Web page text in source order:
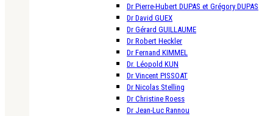
Dr Pierre-Hubert DUPAS et Grégory DUPAS
Dr David GUEX
Dr Gérard GUILLAUME
Dr Robert Heckler
Dr Fernand KIMMEL
Dr. Léopold KUN
Dr Vincent PISSOAT
Dr Nicolas Stelling
Dr Christine Roess
Dr Jean-Luc Rannou